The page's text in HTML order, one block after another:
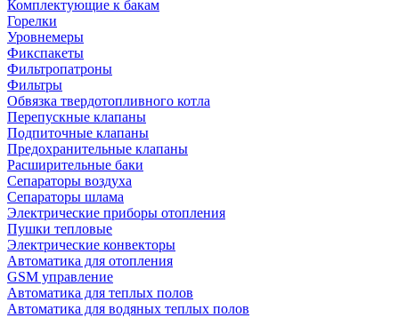
Комплектующие к бакам
Горелки
Уровнемеры
Фикспакеты
Фильтропатроны
Фильтры
Обвязка твердотопливного котла
Перепускные клапаны
Подпиточные клапаны
Предохранительные клапаны
Расширительные баки
Сепараторы воздуха
Сепараторы шлама
Электрические приборы отопления
Пушки тепловые
Электрические конвекторы
Автоматика для отопления
GSM управление
Автоматика для теплых полов
Автоматика для водяных теплых полов